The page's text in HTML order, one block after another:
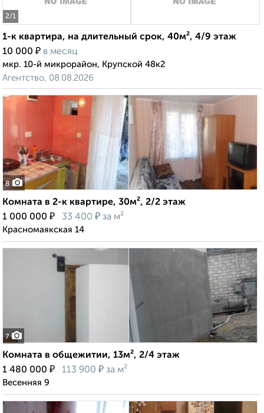
2/1
1-к квартира, на длительный срок, 40м², 4/9 этаж
10 000 ₽ в месяц
мкр. 10-й микрорайон, Крупской 48к2
Агентство, 08.08.2026
8
Комната в 2-к квартире, 30м², 2/2 этаж
1 000 000 ₽ 33 400 ₽ за м²
Красномаякская 14
7
Комната в общежитии, 13м², 2/4 этаж
1 480 000 ₽ 113 900 ₽ за м²
Весенняя 9